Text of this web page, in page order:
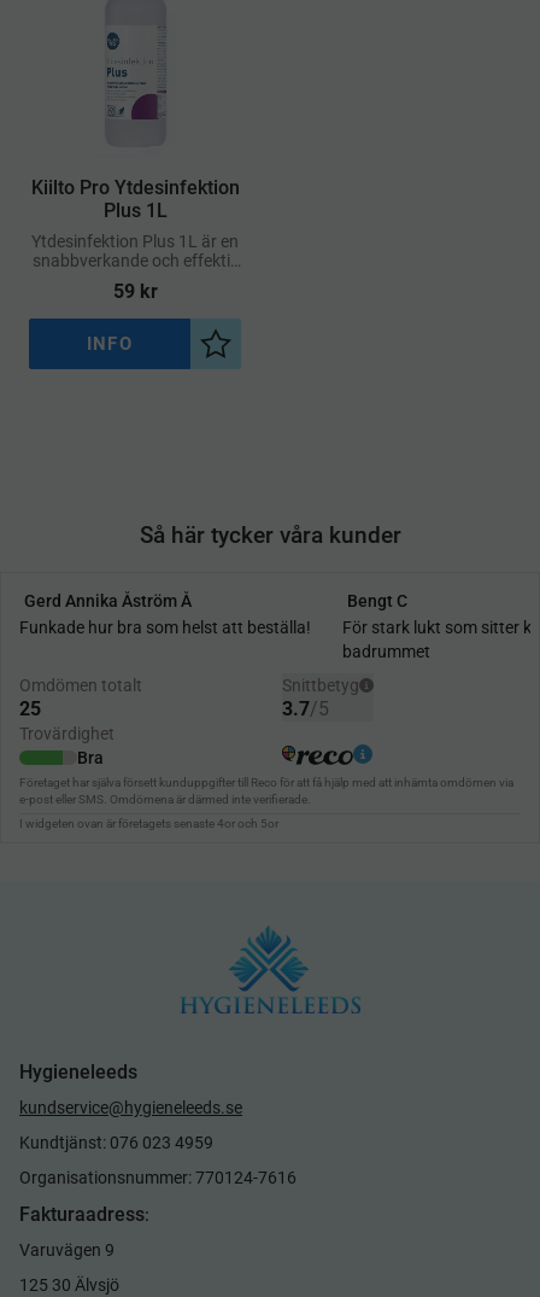
Kiilto Pro Ytdesinfektion
Plus 1L
Ytdesinfektion Plus 1L är en
snabbverkande och effektiv
ytdesinfektion för
användning i miljöer med
höga hygienkrav
59kr
Lägg till i önskelista
INFO
Så här tycker våra kunder
Hygieneleeds
kundservice@hygieneleeds.se
Kundtjänst: 076 023 4959
Organisationsnummer: 770124-7616
Fakturaadress:
Varuvägen 9
125 30 Älvsjö